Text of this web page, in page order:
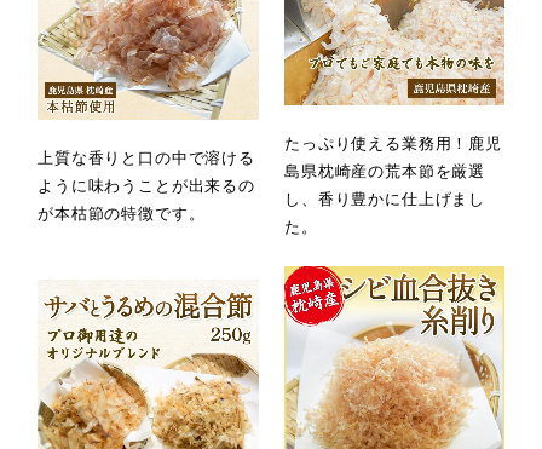
上質な香りと口の中で溶ける
ように味わうことが出来るの
が本枯節の特徴です。
たっぷり使える業務用！鹿児
島県枕崎産の荒本節を厳選
し、香り豊かに仕上げまし
た。